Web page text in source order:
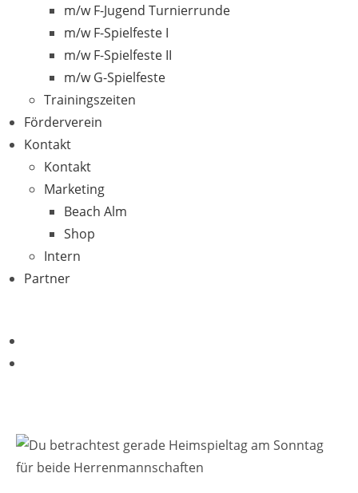
m/w F-Jugend Turnierrunde
m/w F-Spielfeste I
m/w F-Spielfeste II
m/w G-Spielfeste
Trainingszeiten
Förderverein
Kontakt
Kontakt
Marketing
Beach Alm
Shop
Intern
Partner